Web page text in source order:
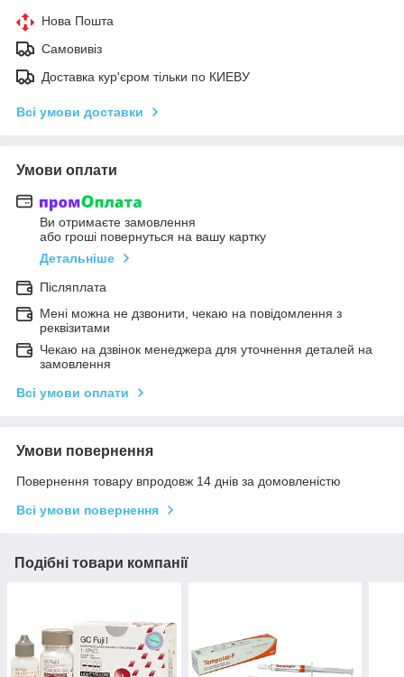
Нова Пошта
Самовивіз
Доставка кур'єром тільки по КИЕВУ
Всі умови доставки
Умови оплати
Ви отримаєте замовлення
або гроші повернуться на вашу картку
Детальніше
Післяплата
Мені можна не дзвонити, чекаю на повідомлення з
реквізитами
Чекаю на дзвінок менеджера для уточнення деталей на
замовлення
Всі умови оплати
Умови повернення
Повернення товару впродовж 14 днів за домовленістю
Всі умови повернення
Подібні товари компанії